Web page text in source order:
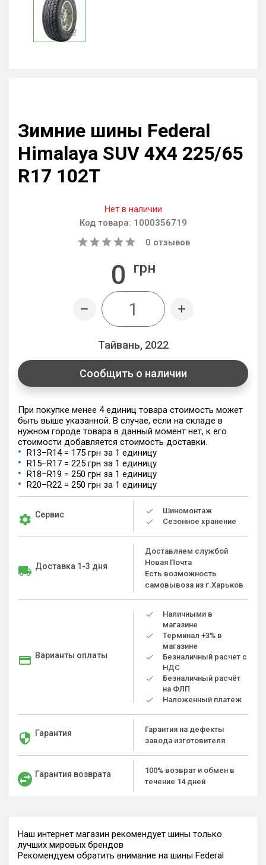
Зимние шины Federal
Himalaya SUV 4X4 225/65
R17 102T
Нет в наличии
Код товара: 1000356719
0 отзывов
0 грн
Тайвань, 2022
Сообщить о наличии
При покупке менее 4 единиц товара стоимость может
быть выше указанной. В случае, если на складе в
нужном городе товара в данный момент нет, к его
стоимости добавляется стоимость доставки.
R13–R14 = 175 грн за 1 единицу
R15–R17 = 225 грн за 1 единицу
R18–R19 = 250 грн за 1 единицу
R20–R22 = 250 грн за 1 единицу
Сервис
Шиномонтаж
Сезонное хранение
Доставка 1-3 дня
Доставляем службой
Новая Почта
Есть возможность
самовывоза из г.Харьков
Варианты оплаты
Наличными в
магазине
Терминал +3% в
магазине
Безналичный расчет с
НДС
Безналичный расчёт
на ФЛП
Наложенный платеж
Гарантия
Гарантия на дефекты
завода изготовителя
Гарантия возврата
100% возврат и обмен в
течение 14 дней
Наш интернет магазин рекомендует шины только
лучших мировых брендов
Рекомендуем обратить внимание на шины Federal